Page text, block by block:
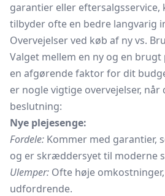
garantier eller eftersalgsservice,
tilbyder ofte en bedre langvarig
Overvejelser ved køb af ny vs.
Valget mellem en ny og en
en afgørende faktor for dit
er nogle vigtige overvejelser,
beslutning:
Nye plejesenge:
Fordele: Kommer med garantier,
og er skræddersyet til moderne
Ulemper: Ofte høje
udfordrende.